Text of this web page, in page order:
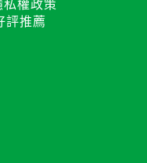
私權政策
評推薦